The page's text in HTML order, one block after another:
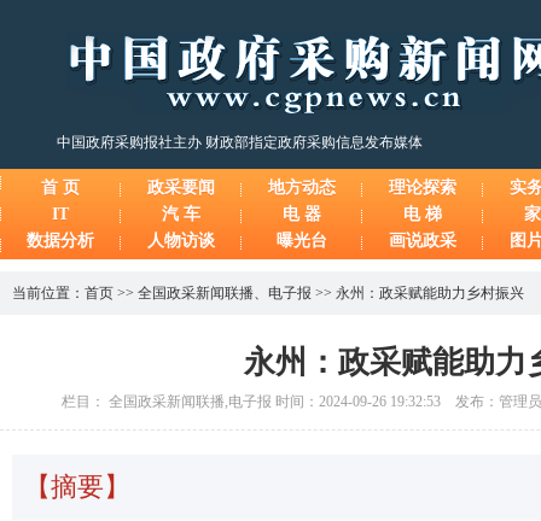
中国政府采购报社主办 财政部指定政府采购信息发布媒体
首 页 政采要闻 地方动态 理论探索
实
IT
汽 车 电 器 电 梯
数据分析
人物访谈 曝光台 画说政采 图
当前位置： 首页 >> 全国政采新闻联播、 电子报 >> 永州：政采赋能助力乡村振兴
永州：政采赋能助力
栏目： 全国政采新闻联播,电子报 时间：2024-09-26 19:32:53 发布：管理
【摘要】